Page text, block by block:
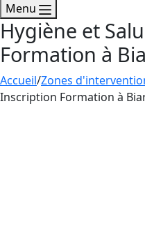
Menu
Hygiène et
Formation à
Accueil/Zones
Inscription Formation à